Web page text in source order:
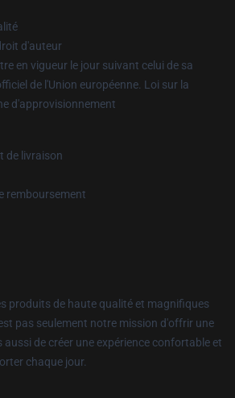
d'auteur
en vigueur le jour suivant celui de sa
de l'Union européenne. Loi sur la
d'approvisionnement
de livraison
remboursement
produits de haute qualité et magnifiques
pas seulement notre mission d'offrir une
de créer une expérience confortable et
chaque jour.